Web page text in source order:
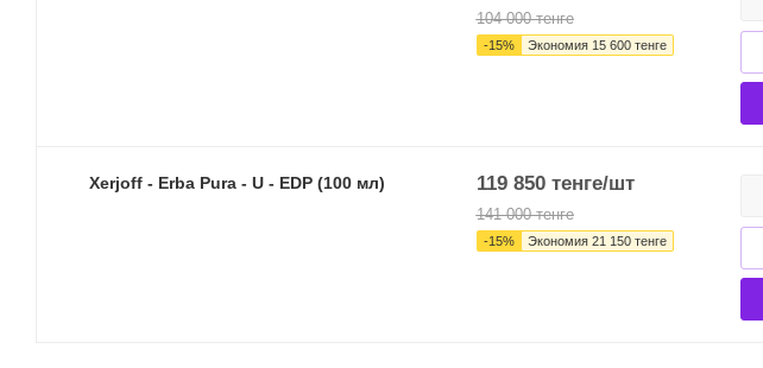
104 000тенге
-15% Экономия 15 600тенге
Xerjoff - Erba Pura - U - EDP (100 мл) 119 850тенге/шт
141 000тенге
-15% Экономия 21 150тенге